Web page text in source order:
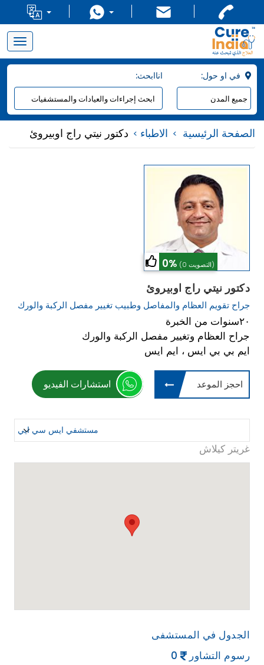
Toggle
navigation
:اناابحث
الصفحة الرئيسية الاطباء دكتور نيتي راج اوبيروئ
0% (0 التصويت)
دكتور نيتي راج اوبيروئ
جراح تقويم العظام والمفاصل وطبيب تغيير مفصل الركبة والورك
٢٠سنوات من الخبرة
جراح العظام وتغيير مفصل الركبة والورك
ايم بي بي ايس ، ايم ايس
استشارات الفيديو احجز الموعد
غريتر كيلاش
الجدول في المستشفى
رسوم التشاور